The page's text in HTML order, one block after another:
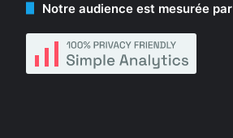
Notre audience est mesurée par